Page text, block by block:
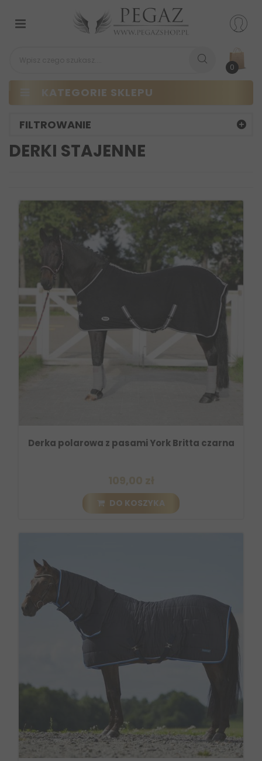
0
KATEGORIE SKLEPU
Przełącz
nawigacji
FILTROWANIE
DERKI STAJENNE
Derka polarowa z pasami York Britta czarna
DO KOSZYKA